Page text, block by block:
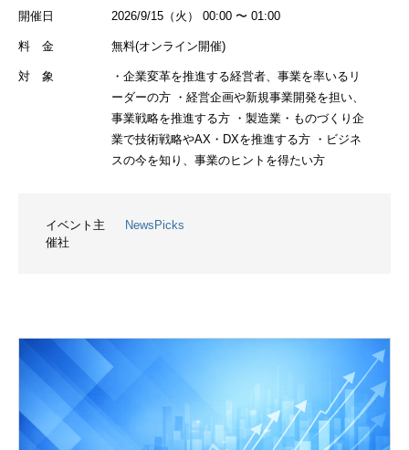
開催日 2026/9/15（火） 00:00 〜 01:00
料 金 無料(オンライン開催)
対 象
・企業変革を推進する経営者、事業を率いるリ
ーダーの方 ・経営企画や新規事業開発を担い、
事業戦略を推進する方 ・製造業・ものづくり企
業で技術戦略やAX・DXを推進する方 ・ビジネ
スの今を知り、事業のヒントを得たい方
イベント主
催社
NewsPicks